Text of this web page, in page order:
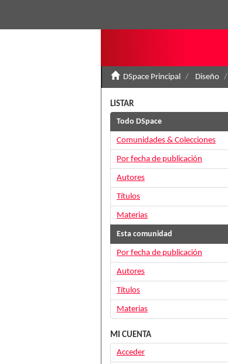
DSpace Principal Diseño
LISTAR
Todo DSpace
Comunidades & Colecciones
Por fecha de publicación
Autores
Títulos
Materias
Esta comunidad
Por fecha de publicación
Autores
Títulos
Materias
MI CUENTA
Acceder